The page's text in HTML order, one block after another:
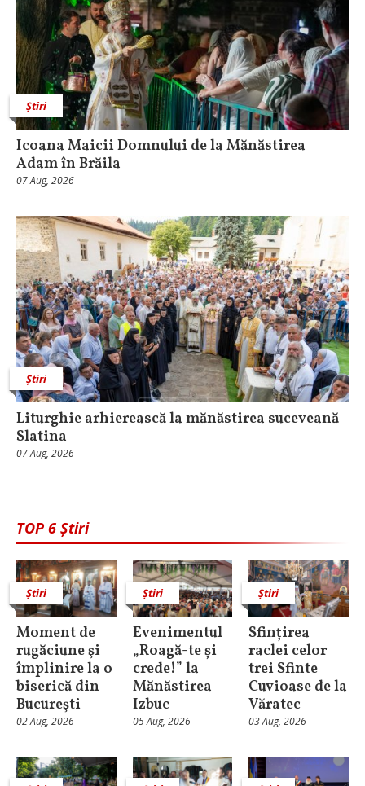
Știri
Icoana Maicii Domnului de la Mănăstirea
Adam în Brăila
07 Aug, 2026
Știri
Liturghie arhierească la mănăstirea suceveană
Slatina
07 Aug, 2026
TOP 6 Știri
Știri
Moment de
rugăciune şi
împlinire la o
biserică din
Bucureşti
02 Aug, 2026
Știri
Evenimentul
„Roagă-te și
crede!” la
Mănăstirea
Izbuc
05 Aug, 2026
Știri
Sfințirea
raclei celor
trei Sfinte
Cuvioase de la
Văratec
03 Aug, 2026